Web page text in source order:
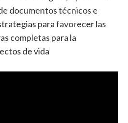
documentos técnicos e
para favorecer las
completas para la
de vida